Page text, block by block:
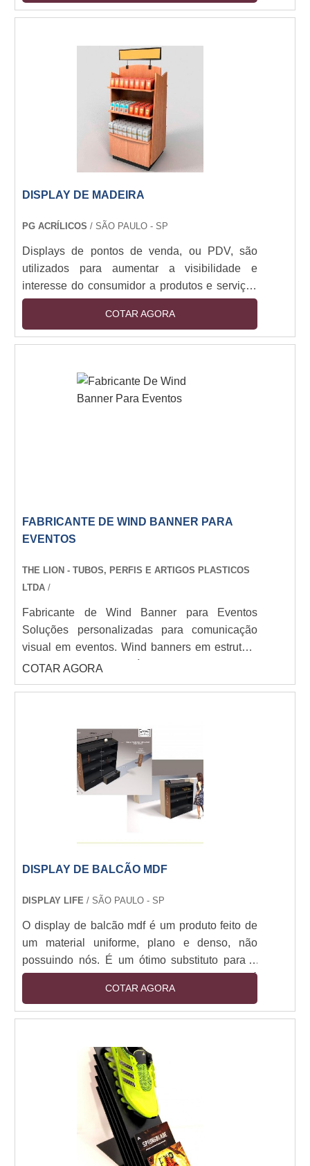
consideravelmente as vendas e gerar mais
marca.Optando pelo displayO display do tipo
balcão é altamente indicado para quem busca
melhorias na comunicação visual para os mais
diversos tipos de finalidades, pois ao op....
DISPLAY DE MADEIRA
PG ACRÍLICOS / SÃO PAULO - SP
Displays de pontos de venda, ou PDV, são
utilizados para aumentar a visibilidade e
interesse do consumidor a produtos e serviços
realizados no estabelecimento. Para garantir
que o display cumpra sua função, é importante
que o mesmo seja estrategicamente
fabricados em diversos materiais, como acrílico,
COTAR AGORA
FABRICANTE DE WIND BANNER PARA
EVENTOS
THE LION - TUBOS, PERFIS E ARTIGOS PLASTICOS
LTDA /
Fabricante de Wind Banner para Eventos
Soluções personalizadas para comunicação
visual em eventos. Wind banners em estrutura
de fibra de vidro/alumínio com formatos gota,
pena e retangular (2m a 5m). Bandeira em
THE LION - Fabricação própria com qualidade
e entrega ágil para seu evento.
COTAR AGORA
DISPLAY DE BALCÃO MDF
DISPLAY LIFE / SÃO PAULO - SP
O display de balcão mdf é um produto feito de
um material uniforme, plano e denso, não
possuindo nós. É um ótimo substituto para a
madeira, em exceção para quando é
necessária maior rigidez. O material possui
superfícies grandes perfeitamente homogêneas
cortes em qualquer sentido e apresentação de
superfície lisa e uniforme ao toque.As
considerações necessárias na hora da compra
O display de balcão po....
COTAR AGORA